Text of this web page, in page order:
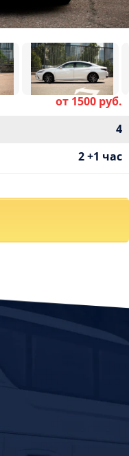
от 1500 руб.
4
2 +1 час